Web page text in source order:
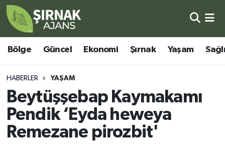
Bölge Güncel Ekonomi Şırnak Yaşam
HABERLER YAŞAM
Beytüşşebap Kaymakamı
Pendik ‘Eyda heweya
Remezane pirozbit'
Bölge
Güncel
Ekonomi
Şırnak
Yaşam
Şırnak Nöbetçi Eczaneler
Şırnak Hava Durumu
Şirnak Namaz Vakitleri
Şırnak Trafik Yoğunluk Haritası
Süper Lig Puan Durumu ve Fikstür